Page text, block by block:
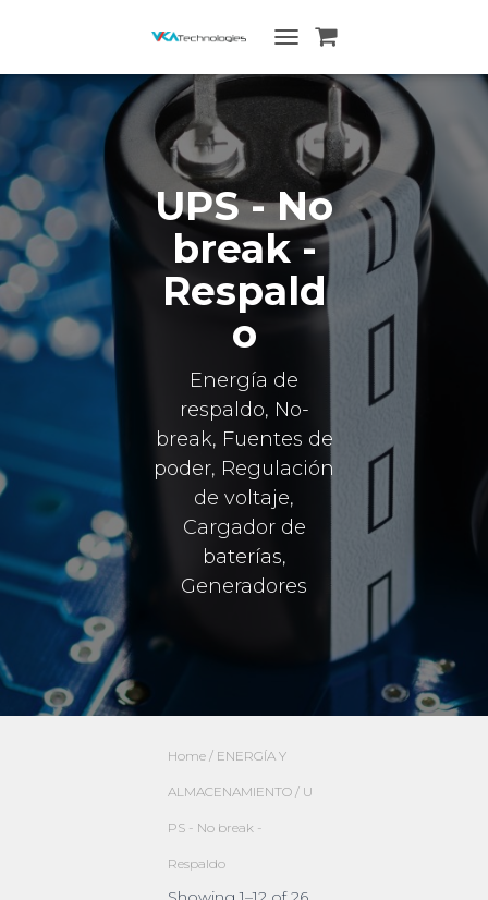
NAVEGACIÓN
UPS - No
break -
Respald
o
Energía de
respaldo, No-
break, Fuentes de
poder, Regulación
de voltaje,
Cargador de
baterías,
Generadores
Home / ENERGÍA Y
ALMACENAMIENTO / U
PS - No break -
Respaldo